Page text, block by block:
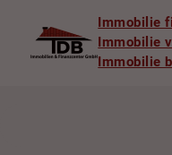
Immobilie
Immobilie
Immobilie